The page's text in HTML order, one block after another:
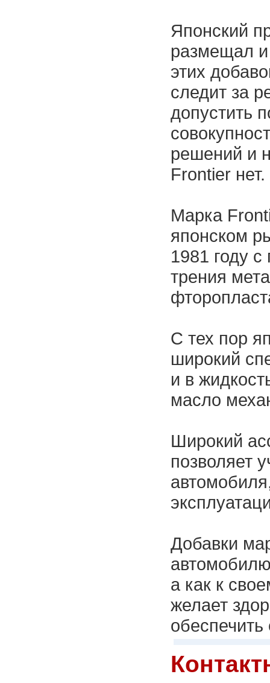
Японский
размещал и
этих
следит за
допустить
решений и
Frontier нет.
Марка
японском
1981 году
трения
С тех пор
широкий
и в
масло
Широкий
позволяет
Добавки
а как к
желает